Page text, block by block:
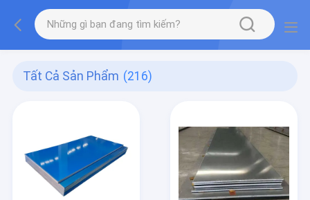
Tất Cả Sản Phẩm (216)